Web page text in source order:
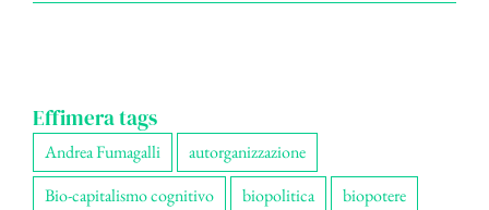
Effimera tags
Andrea Fumagalli
autorganizzazione
Bio-capitalismo cognitivo
biopolitica
biopotere